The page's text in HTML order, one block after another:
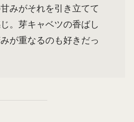
みがそれを引き立てて
。芽キャベツの香ばし
が重なるのも好きだっ